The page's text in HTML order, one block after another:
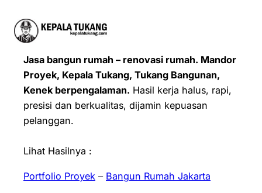
Jasa bangun rumah – renovasi rumah. Mandor
Proyek, Kepala Tukang, Tukang Bangunan,
Kenek berpengalaman. Hasil kerja halus, rapi,
presisi dan berkualitas, dijamin kepuasan
pelanggan.
Lihat Hasilnya :
Portfolio Proyek – Bangun Rumah Jakarta